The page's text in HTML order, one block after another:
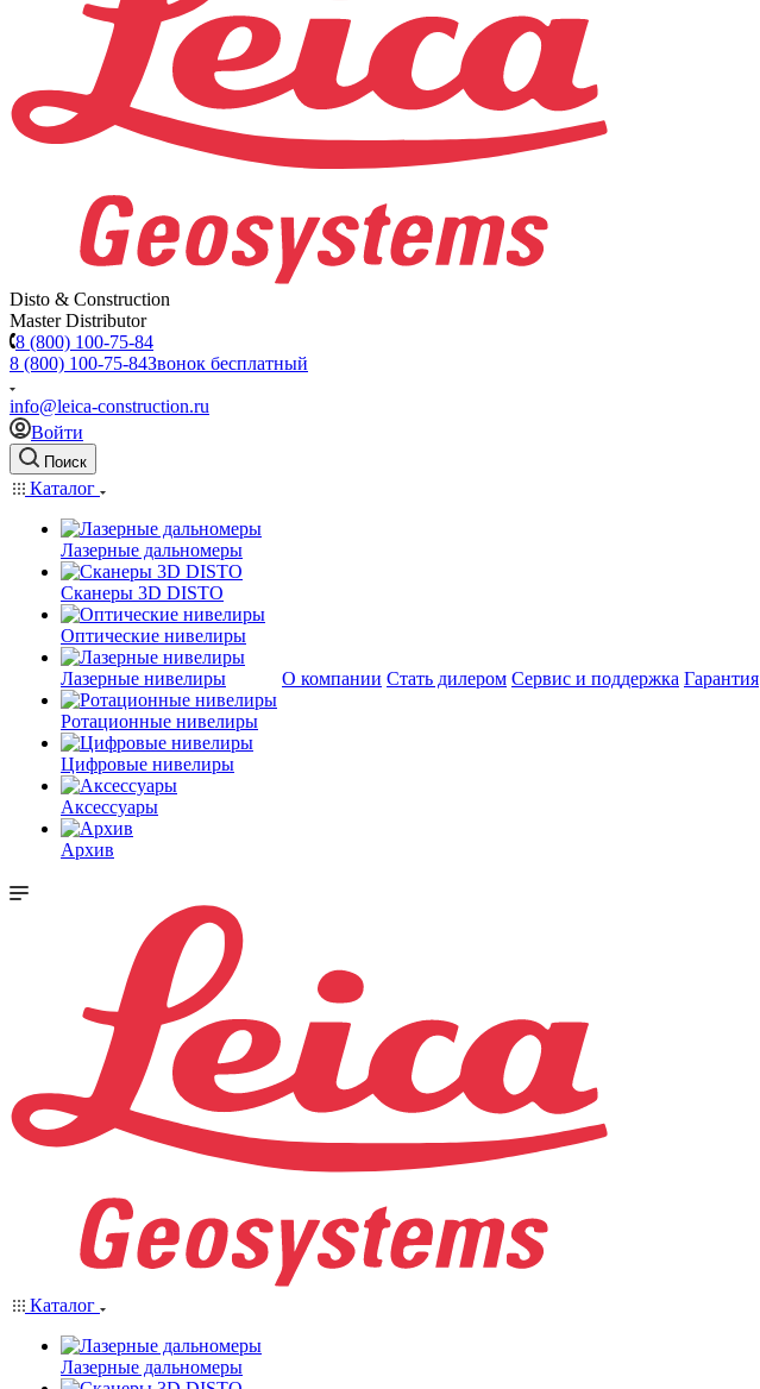
Disto & Construction
Master Distributor
8 (800) 100-75-84
8 (800) 100-75-84Звонок бесплатный
info@leica-construction.ru
Войти
Поиск
Каталог
Лазерные дальномеры
Сканеры 3D DISTO
Оптические нивелиры
Лазерные нивелиры
Ротационные нивелиры
Цифровые нивелиры
Аксессуары
Архив
О компании Стать дилером Сервис и поддержка Гарантия
Каталог
Лазерные дальномеры